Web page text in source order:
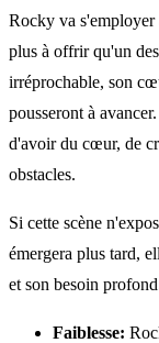
Rocky va
plus à offrir qu'un
irréprochable, son
pousseront à
d'avoir du cœur, de
obstacles.
Si cette scène
émergera plus tard,
et son besoin
Faiblesse: